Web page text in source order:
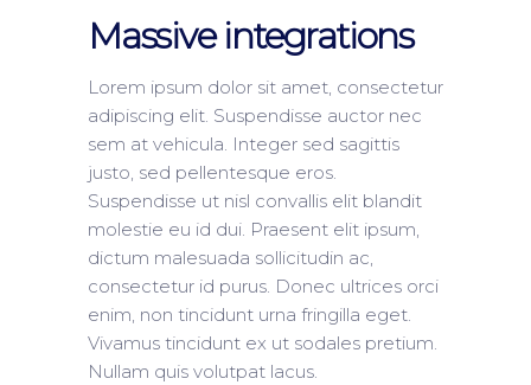
Massive integrations
Lorem ipsum dolor sit amet, consectetur
adipiscing elit. Suspendisse auctor nec
sem at vehicula. Integer sed sagittis
justo, sed pellentesque eros.
Suspendisse ut nisl convallis elit blandit
molestie eu id dui. Praesent elit ipsum,
dictum malesuada sollicitudin ac,
consectetur id purus. Donec ultrices orci
enim, non tincidunt urna fringilla eget.
Vivamus tincidunt ex ut sodales pretium.
Nullam quis volutpat lacus.